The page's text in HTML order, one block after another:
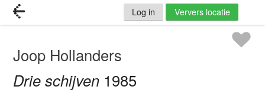
Log in Ververs locatie
Joop Hollanders
Drie schijven 1985